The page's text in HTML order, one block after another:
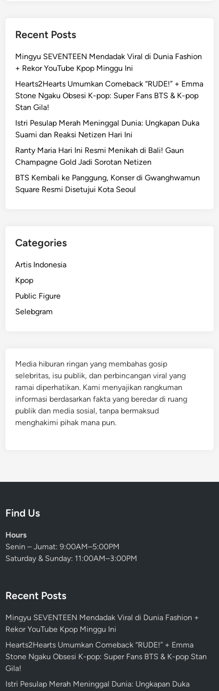
Recent Posts
Mingyu SEVENTEEN Mendadak Viral di Dunia Fashion
+ Rekor YouTube Kpop Minggu Ini
Hearts2Hearts Umumkan Comeback “RUDE!” + Emma
Stone Ngaku Obsesi K-pop: Super Fans BTS & K-pop
Stan Gila!
Istri Pesulap Merah Meninggal Dunia: Ungkapan Duka
Suami dan Reaksi Netizen Hari Ini
Ranty Maria Hari Ini Resmi Menikah di Bali! Gaun
Champagne Gold Jadi Sorotan Netizen
BTS Kembali ke Panggung, Konser di Gwanghwamun
Square Resmi Disetujui Kota Seoul
Categories
Artis Indonesia
Kpop
Public Figure
Selebgram
Media hiburan ringan yang membahas gosip
selebritas, isu publik, dan perbincangan viral yang
ramai diperhatikan. Kami menyajikan rangkuman
informasi berdasarkan fakta yang beredar di ruang
publik dan media sosial, tanpa bermaksud
menghakimi pihak mana pun.
Find Us
Hours
Senin – Jumat: 9:00AM–5:00PM
Saturday & Sunday: 11:00AM–3:00PM
Recent Posts
Mingyu SEVENTEEN Mendadak Viral di Dunia Fashion +
Rekor YouTube Kpop Minggu Ini
Hearts2Hearts Umumkan Comeback “RUDE!” + Emma
Stone Ngaku Obsesi K-pop: Super Fans BTS & K-pop Stan
Gila!
Istri Pesulap Merah Meninggal Dunia: Ungkapan Duka